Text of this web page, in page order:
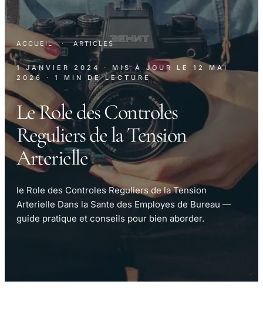
ACCUEIL · ARTICLES
1 JANVIER 2024 · MIS À JOUR LE 12 MAI
2026
· 1 MIN DE LECTURE
Le Role des Controles
Reguliers de la Tension
Arterielle
le Role des Controles Reguliers de la Tension
Arterielle Dans la Sante des Employes de Bureau —
guide pratique et conseils pour bien aborder.